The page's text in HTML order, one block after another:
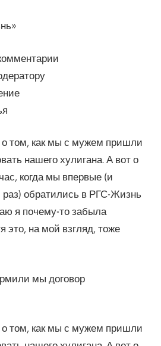
том, как мы с мужем пришли
нашего хулигана. А вот о
когда мы впервые (и
обратились в РГС-Жизнь
я почему-то забыла
это, на мой взгляд, тоже
мы договор
том, как мы с мужем пришли